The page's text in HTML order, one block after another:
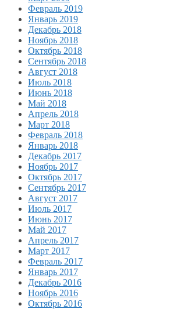
Февраль 2019
Январь 2019
Декабрь 2018
Ноябрь 2018
Октябрь 2018
Сентябрь 2018
Август 2018
Июль 2018
Июнь 2018
Май 2018
Апрель 2018
Март 2018
Февраль 2018
Январь 2018
Декабрь 2017
Ноябрь 2017
Октябрь 2017
Сентябрь 2017
Август 2017
Июль 2017
Июнь 2017
Май 2017
Апрель 2017
Март 2017
Февраль 2017
Январь 2017
Декабрь 2016
Ноябрь 2016
Октябрь 2016